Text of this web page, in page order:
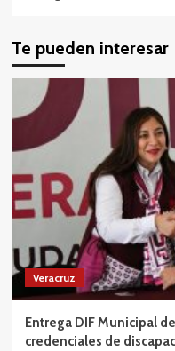
Te pueden interesar
Veracruz
Entrega DIF Municipal
credenciales de